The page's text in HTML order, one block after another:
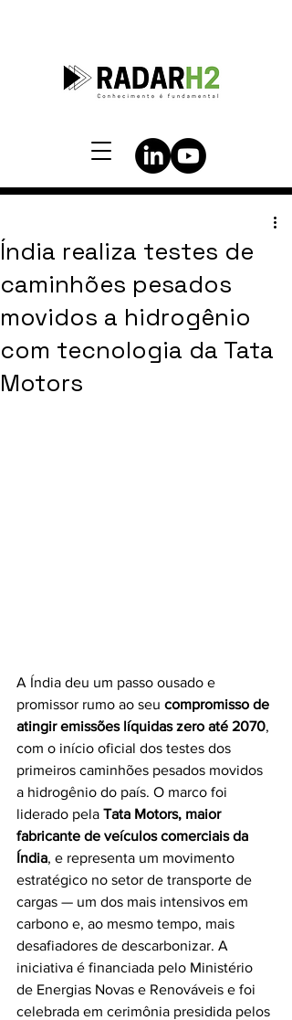
Índia realiza testes de
caminhões pesados
movidos a hidrogênio
com tecnologia da Tata
Motors
A Índia deu um passo ousado e
promissor rumo ao seu compromisso de
atingir emissões líquidas zero até 2070,
com o início oficial dos testes dos
primeiros caminhões pesados movidos
a hidrogênio do país. O marco foi
liderado pela Tata Motors, maior
fabricante de veículos comerciais da
Índia, e representa um movimento
estratégico no setor de transporte de
cargas — um dos mais intensivos em
carbono e, ao mesmo tempo, mais
desafiadores de descarbonizar. A
iniciativa é financiada pelo Ministério
de Energias Novas e Renováveis e foi
celebrada em cerimônia presidida pelos